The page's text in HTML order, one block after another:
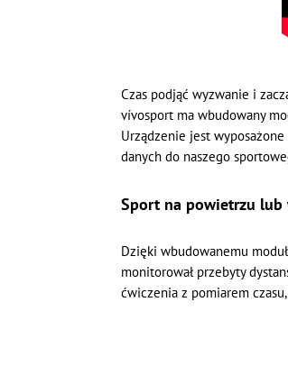
Czas podjąć wyzwanie i
vívosport ma wbudowany
Urządzenie jest
danych do naszego
Sport na powietrzu lub
Dzięki wbudowanemu
monitorował przebyty
ćwiczenia z pomiarem